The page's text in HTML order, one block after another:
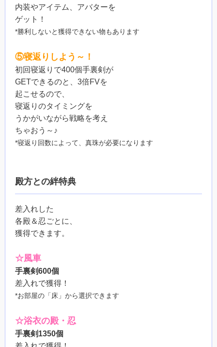
内装やアイテム、アバターを
ゲット！
*勝利しないと獲得できない物もあります
⑤寝返りしよう～！
初回寝返りで400個手裏剣が
GETできるのと、3倍FVを
起こせるので、
寝返りのタイミングを
うかがいながら戦略を考え
ちゃおう～♪
*寝返り回数によって、真珠が必要になります
殿方との絆特典
差入れした
各殿＆忍ごとに、
獲得できます。
☆風車
手裏剣600個
差入れで獲得！
*お部屋の「床」から選択できます
☆浴衣の殿・忍
手裏剣1350個